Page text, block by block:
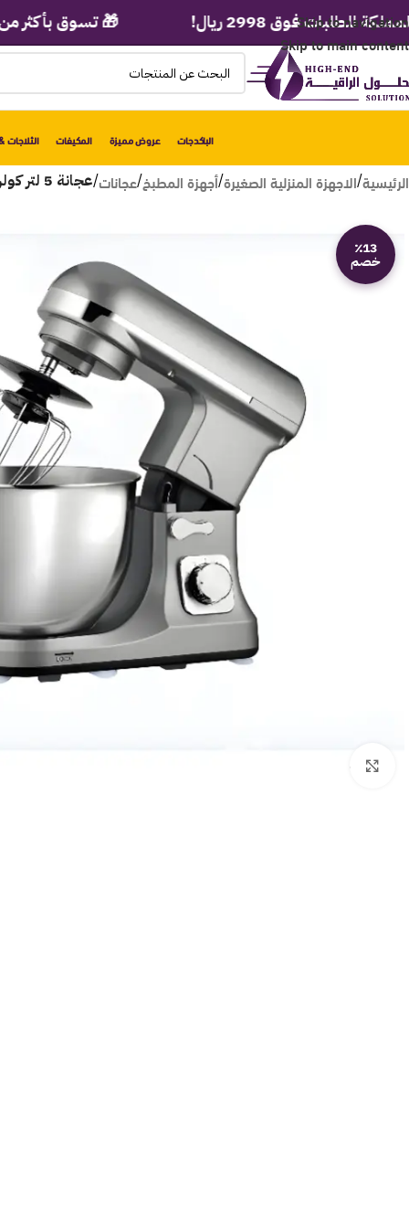
Skip to navigation
Skip to main content
الباكدجات عروض مميزة المكيفات الثلاجات
الرئيسية/الاجهزة المنزلية الصغيرة/أجهزة المطبخ/عجانات/عجانة 5 لتر كولن 1000 وات – ستيل 801113004
٪13
خصم
🎁 تسوق بأكثر من 3000 ريال ولف عجلة الهدايا الفورية! فوق 2998 ريال!